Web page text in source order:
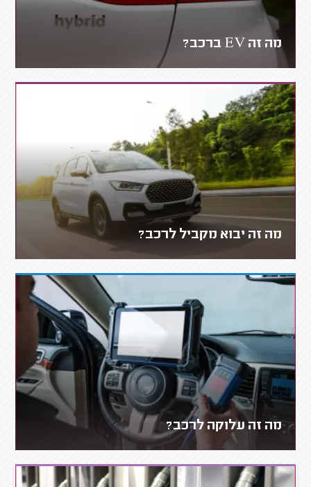
מה זה EV ברכב?
מה זה יבוא מקביל לרכב?
מה זה עלוקה לרכב?